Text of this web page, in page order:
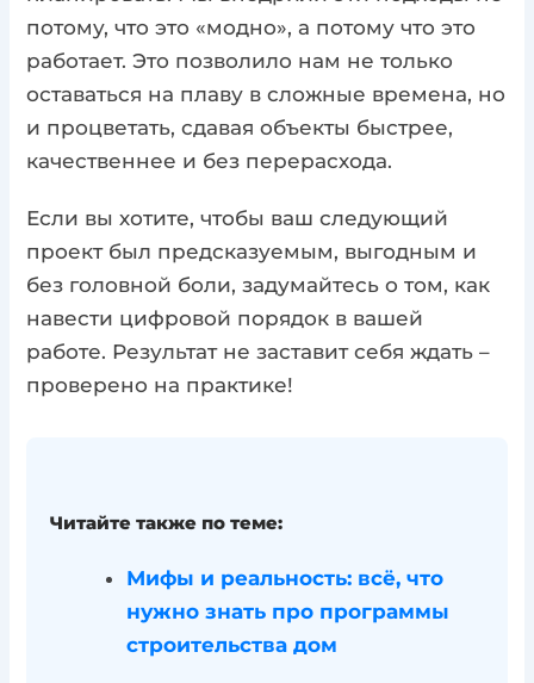
потому, что это «модно», а потому что это
работает. Это позволило нам не только
оставаться на плаву в сложные времена, но
и процветать, сдавая объекты быстрее,
качественнее и без перерасхода.
Если вы хотите, чтобы ваш следующий
проект был предсказуемым, выгодным и
без головной боли, задумайтесь о том, как
навести цифровой порядок в вашей
работе. Результат не заставит себя ждать –
проверено на практике!
Читайте также по теме:
Мифы и реальность: всё, что
нужно знать про программы
строительства дом